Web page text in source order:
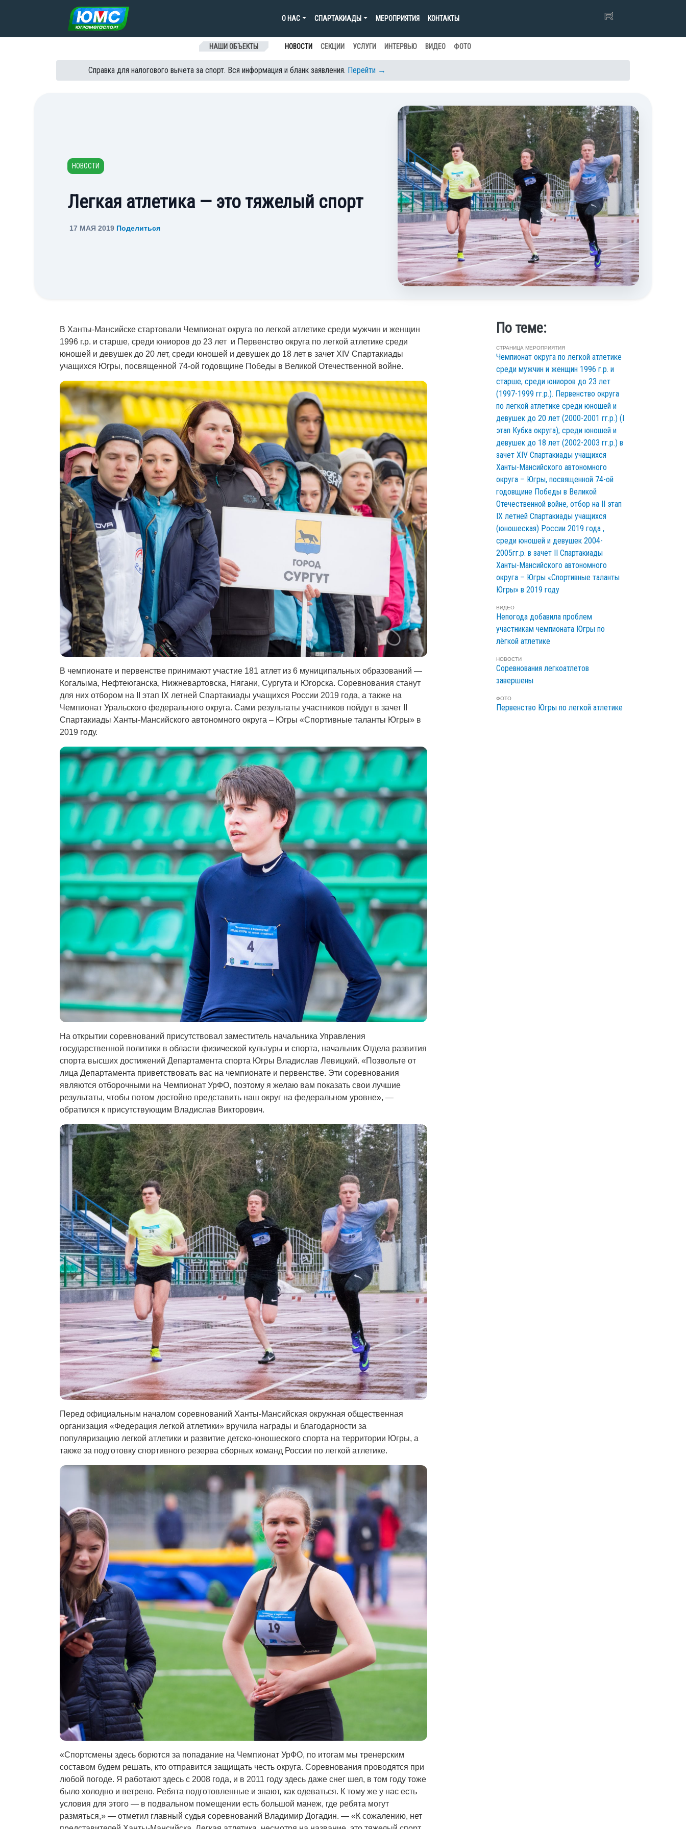
Перейти к содержанию
О НАС СПАРТАКИАДЫ МЕРОПРИЯТИЯ КОНТАКТЫ
НАШИ ОБЪЕКТЫ НОВОСТИ СЕКЦИИ УСЛУГИ ИНТЕРВЬЮ ВИДЕО ФОТО
Справка для налогового вычета за спорт. Вся информация и бланк заявления. Перейти →
НОВОСТИ
Легкая атлетика — это тяжелый спорт
17 МАЯ 2019 Поделиться
В Ханты-Мансийске стартовали Чемпионат округа по легкой атлетике среди мужчин и женщин
1996 г.р. и старше, среди юниоров до 23 лет и Первенство округа по легкой атлетике среди
юношей и девушек до 20 лет, среди юношей и девушек до 18 лет в зачет XIV Спартакиады
учащихся Югры, посвященной 74-ой годовщине Победы в Великой Отечественной войне.
В чемпионате и первенстве принимают участие 181 атлет из 6 муниципальных образований —
Когалыма, Нефтеюганска, Нижневартовска, Нягани, Сургута и Югорска. Соревнования станут
для них отбором на II этап IX летней Спартакиады учащихся России 2019 года, а также на
Чемпионат Уральского федерального округа. Сами результаты участников пойдут в зачет II
Спартакиады Ханты-Мансийского автономного округа – Югры «Спортивные таланты Югры» в
2019 году.
На открытии соревнований присутствовал заместитель начальника Управления
государственной политики в области физической культуры и спорта, начальник Отдела развития
спорта высших достижений Департамента спорта Югры Владислав Левицкий. «Позвольте от
лица Департамента приветствовать вас на чемпионате и первенстве. Эти соревнования
являются отборочными на Чемпионат УрФО, поэтому я желаю вам показать свои лучшие
результаты, чтобы потом достойно представить наш округ на федеральном уровне», —
обратился к присутствующим Владислав Викторович.
Перед официальным началом соревнований Ханты-Мансийская окружная общественная
организация «Федерация легкой атлетики» вручила награды и благодарности за
популяризацию легкой атлетики и развитие детско-юношеского спорта на территории Югры, а
также за подготовку спортивного резерва сборных команд России по легкой атлетике.
«Спортсмены здесь борются за попадание на Чемпионат УрФО, по итогам мы тренерским
составом будем решать, кто отправится защищать честь округа. Соревнования проводятся при
любой погоде. Я работают здесь с 2008 года, и в 2011 году здесь даже снег шел, в том году тоже
было холодно и ветрено. Ребята подготовленные и знают, как одеваться. К тому же у нас есть
условия для этого — в подвальном помещении есть большой манеж, где ребята могут
размяться,» — отметил главный судья соревнований Владимир Догадин. — «К сожалению, нет
По теме:
СТРАНИЦА МЕРОПРИЯТИЯ
Чемпионат округа по легкой атлетике
среди мужчин и женщин 1996 г.р. и
старше, среди юниоров до 23 лет
(1997-1999 гг.р.). Первенство округа
по легкой атлетике среди юношей и
девушек до 20 лет (2000-2001 гг.р.) (I
этап Кубка округа); среди юношей и
девушек до 18 лет (2002-2003 гг.р.) в
зачет XIV Спартакиады учащихся
Ханты-Мансийского автономного
округа – Югры, посвященной 74-ой
годовщине Победы в Великой
Отечественной войне, отбор на II этап
IX летней Спартакиады учащихся
(юношеская) России 2019 года ,
среди юношей и девушек 2004-
2005гг.р. в зачет II Спартакиады
Ханты-Мансийского автономного
округа – Югры «Спортивные таланты
Югры» в 2019 году
ВИДЕО
Непогода добавила проблем
участникам чемпионата Югры по
лёгкой атлетике
НОВОСТИ
Соревнования легкоатлетов
завершены
ФОТО
Первенство Югры по легкой атлетике